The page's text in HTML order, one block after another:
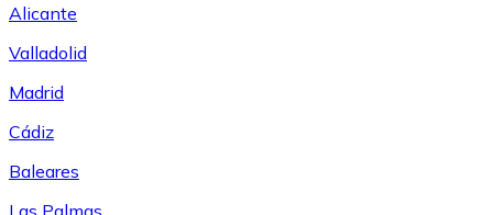
Alicante
Valladolid
Madrid
Cádiz
Baleares
Las Palmas